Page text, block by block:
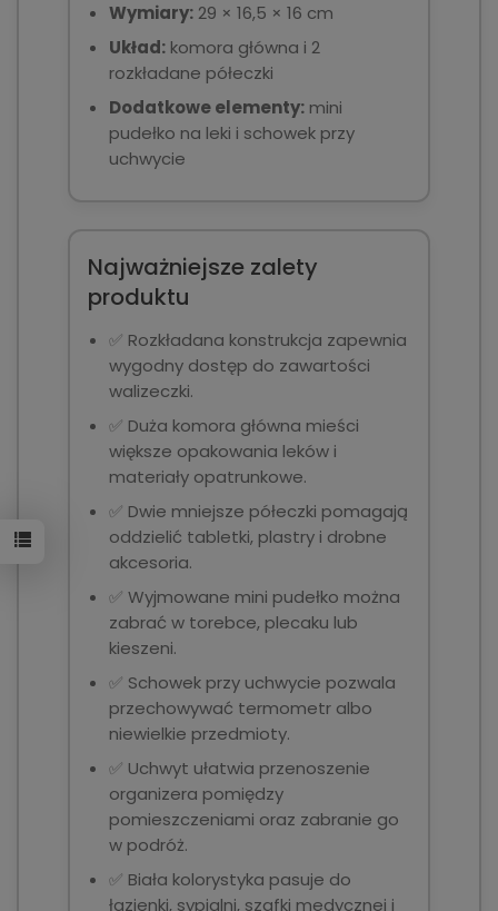
Wymiary: 29 × 16,5 × 16 cm
Układ: komora główna i 2
rozkładane półeczki
Dodatkowe elementy: mini
pudełko na leki i schowek przy
uchwycie
Najważniejsze zalety
produktu
✅ Rozkładana konstrukcja zapewnia
wygodny dostęp do zawartości
walizeczki.
✅ Duża komora główna mieści
większe opakowania leków i
materiały opatrunkowe.
✅ Dwie mniejsze półeczki pomagają
oddzielić tabletki, plastry i drobne
akcesoria.
✅ Wyjmowane mini pudełko można
zabrać w torebce, plecaku lub
kieszeni.
✅ Schowek przy uchwycie pozwala
przechowywać termometr albo
niewielkie przedmioty.
✅ Uchwyt ułatwia przenoszenie
organizera pomiędzy
pomieszczeniami oraz zabranie go
w podróż.
✅ Biała kolorystyka pasuje do
łazienki, sypialni, szafki medycznej i